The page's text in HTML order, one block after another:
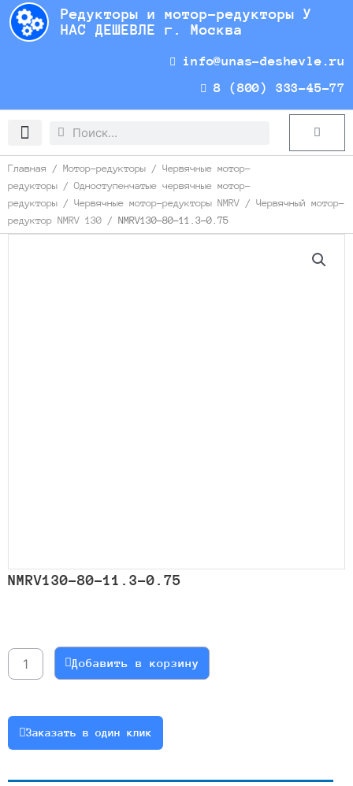
Перейти
содержимому
Редукторы и мотор-редукторы У
НАС ДЕШЕВЛЕ г. Москва
info@unas-deshevle.ru
8 (800) 333-45-77
Search
Search Cart
Главная / Мотор-редукторы / Червячные мотор-
редукторы / Одноступенчатые червячные мотор-
редукторы / Червячные мотор-редукторы NMRV / Червячный мотор-
редуктор NMRV 130 / NMRV130-80-11.3-0.75
NMRV130-80-11.3-0.75
NMRV130-
80-
Добавить в корзину
Заказать в один клик